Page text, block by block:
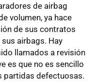
de airbag
volumen, ya hace
de sus contratos
airbags. Hay
llamados a revisión
es que no es sencillo
partidas defectuosas.